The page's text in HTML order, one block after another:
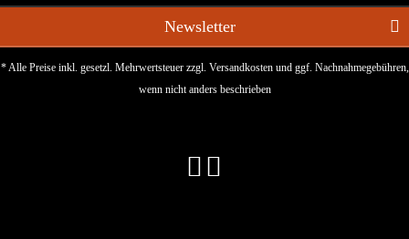
Newsletter
* Alle Preise inkl. gesetzl. Mehrwertsteuer zzgl. Versandkostenund ggf. Nachnahmegebühren,
wenn nicht anders beschrieben